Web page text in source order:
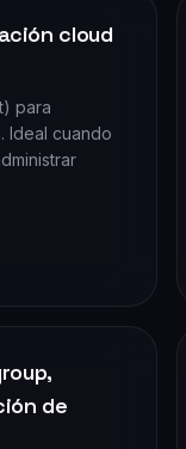
cloud
para
Ideal cuando
de